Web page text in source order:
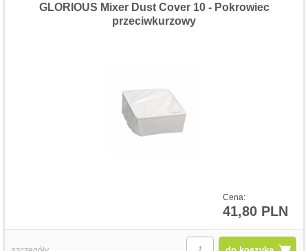
Cena:
41,80 PLN
GLORIOUS Mixer Dust Cover 10 - Pokrowiec
przeciwkurzowy